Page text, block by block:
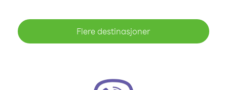
Flere destinasjoner